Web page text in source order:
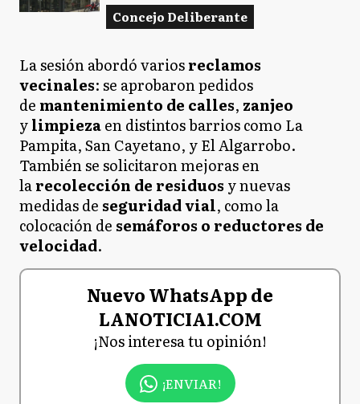
Concejo Deliberante
La sesión abordó variosreclamos
vecinales: se aprobaron pedidos
de mantenimiento de calles, zanjeo
ylimpiezaen distintos barrios como La
Pampita, San Cayetano, y El Algarrobo.
También se solicitaron mejoras en
larecolección de residuosy nuevas
medidas de seguridad vial, como la
colocación de semáforos o reductores de
velocidad.
Nuevo WhatsApp de
LANOTICIA1.COM
¡Nos interesa tu opinión!
¡ENVIAR!